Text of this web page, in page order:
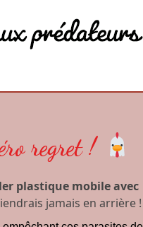
regret !
plastique mobile avec
jamais en arrière !